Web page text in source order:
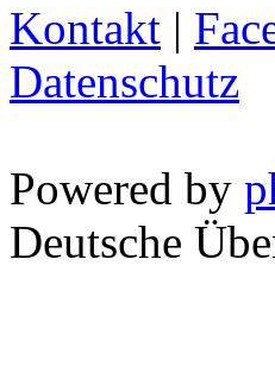
Kontakt |
Datenschutz
Powered by
Deutsche